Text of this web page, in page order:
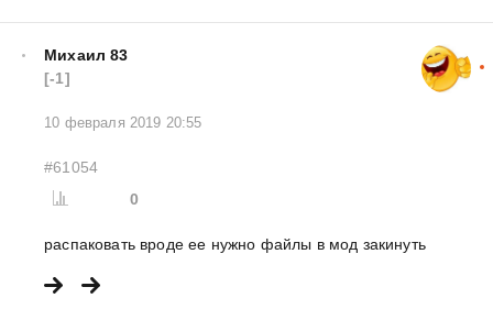
Михаил 83
[-1]
10 февраля 2019 20:55
#61054
0
распаковать вроде ее нужно файлы в мод закинуть